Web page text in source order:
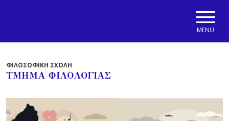
MENU
ΦΙΛΟΣΟΦΙΚΗ ΣΧΟΛΗ
ΤΜΗΜΑ ΦΙΛΟΛΟΓΙΑΣ